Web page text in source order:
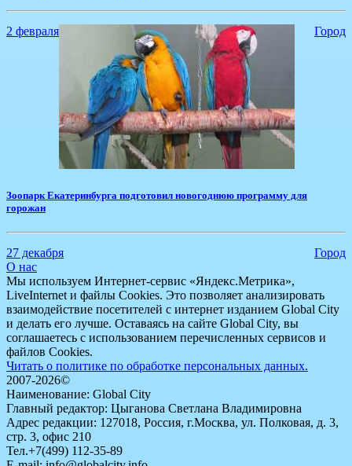
2 февраля Город
Зоопарк Екатеринбурга подготовил новогоднюю программу для
горожан
27 декабря
Город
О нас
Мы используем Интернет-сервис «Яндекс.Метрика»,
LiveInternet и файлы Cookies. Это позволяет анализировать
взаимодействие посетителей с интернет изданием Global City
и делать его лучше. Оставаясь на сайте Global City, вы
соглашаетесь с использованием перечисленных сервисов и
файлов Cookies.
Читать о политике по обработке персональных данных.
2007-2026©
Наименование: Global City
Главный редактор: Цыганова Светлана Владимировна
Адрес редакции: 127018, Россия, г.Москва, ул. Полковая, д. 3,
стр. 3, офис 210
Тел.+7(499) 112-35-89